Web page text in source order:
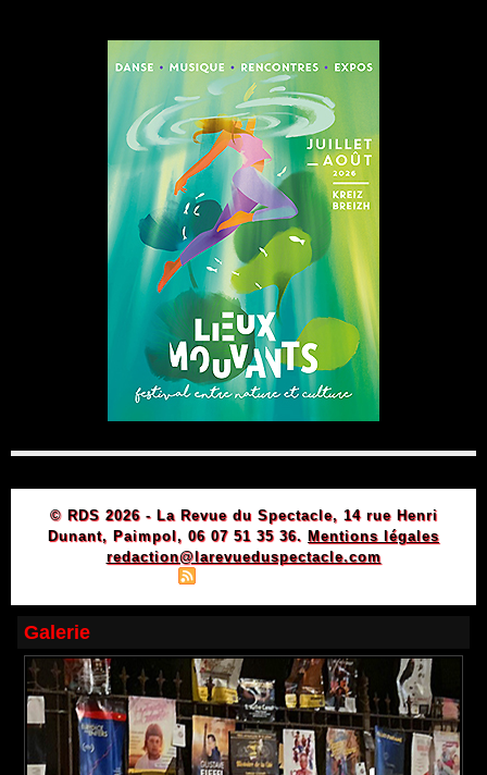
© RDS 2026 - La Revue du Spectacle, 14 rue Henri
Dunant, Paimpol, 06 07 51 35 36. Mentions légales
redaction@larevueduspectacle.com
Galerie